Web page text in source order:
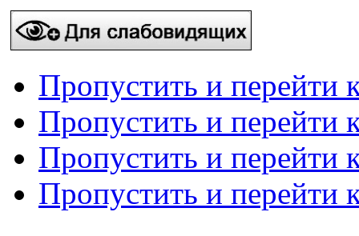
Пропустить и перейти
Пропустить и перейти
Пропустить и перейти
Пропустить и перейти